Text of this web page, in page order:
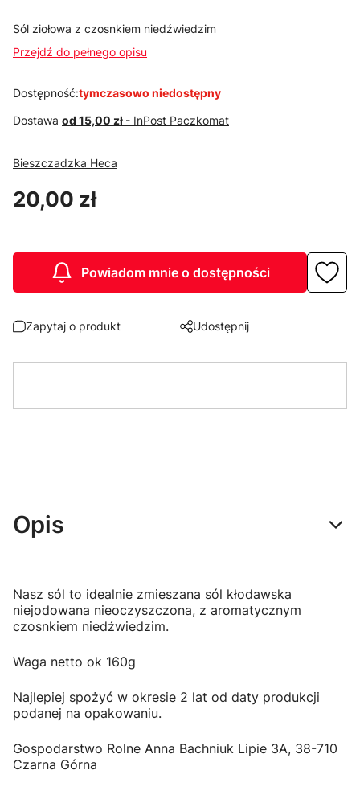
Sól ziołowa z czosnkiem niedźwiedzim
Przejdź do pełnego opisu
Dostępność:tymczasowo niedostępny
Dostawa od 15,00 zł - InPost Paczkomat
Bieszczadzka Heca
Cena
20,00 zł
Powiadom mnie o dostępności
Zapytaj o produkt Udostępnij
Opis
Nasz sól to idealnie zmieszana sól kłodawska
niejodowana nieoczyszczona, z aromatycznym
czosnkiem niedźwiedzim.
Waga netto ok 160g
Najlepiej spożyć w okresie 2 lat od daty produkcji
podanej na opakowaniu.
Gospodarstwo Rolne Anna Bachniuk Lipie 3A, 38-710
Czarna Górna